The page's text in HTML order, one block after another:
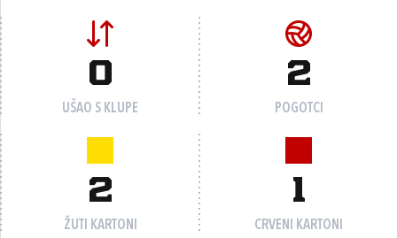
0
UŠAO S KLUPE
2
POGOTCI
2
ŽUTI KARTONI
1
CRVENI KARTONI